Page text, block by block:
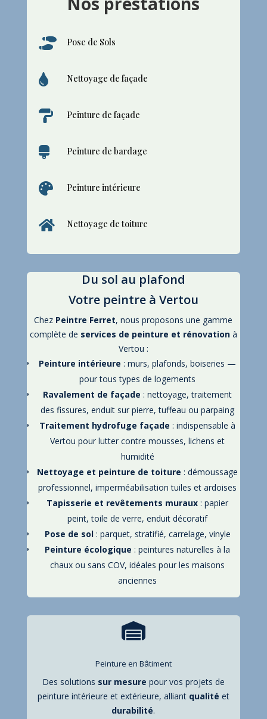
 Pose de Sols
 Nettoyage de façade
 Peinture de façade
 Peinture de bardage
 Peinture intérieure
 Nettoyage de toiture
Du sol au plafond
Votre peintre à Vertou
Chez Peintre Ferret, nous proposons une gamme
complète de services de peinture et rénovationà
Vertou :
Peinture intérieure : murs, plafonds, boiseries —
pour tous types de logements
Ravalement de façade : nettoyage, traitement
des fissures, enduit sur pierre, tuffeau ou parpaing
Traitement hydrofuge façade : indispensable à
Vertou pour lutter contre mousses, lichens et
humidité
Nettoyage et peinture de toiture : démoussage
professionnel, imperméabilisation tuiles et ardoises
Tapisserie et revêtements muraux : papier
peint, toile de verre, enduit décoratif
Pose de sol: parquet, stratifié, carrelage, vinyle
Peinture écologique : peintures naturelles à la
chaux ou sans COV, idéales pour les maisons
anciennes

Peinture en Bâtiment
Des solutions sur mesure pour vos projets de
peinture intérieure et extérieure, alliant qualité et
durabilité.